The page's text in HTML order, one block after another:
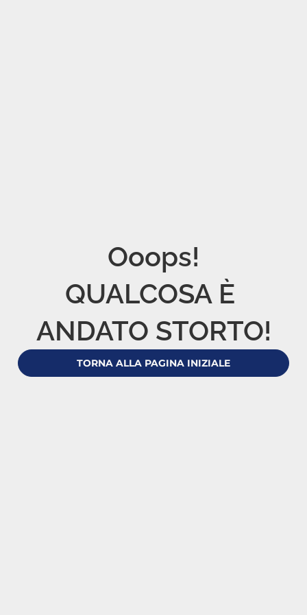
Ooops!
QUALCOSA È
ANDATO STORTO!
TORNA ALLA PAGINA INIZIALE